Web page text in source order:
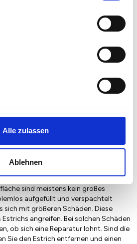
Alle zulassen
Ablehnen
eine Fräse. Auch ein Bohrhammer
sollten Sie sich eine
er schnell trocknet und auch gut
raus?
sind meistens kein großes
aufgefüllt und verspachtelt
sich mit größeren Schäden. Diese
angreifen. Bei solchen Schäden
ob sich eine Reparatur lohnt. Sind die
Sie den Estrich entfernen und einen